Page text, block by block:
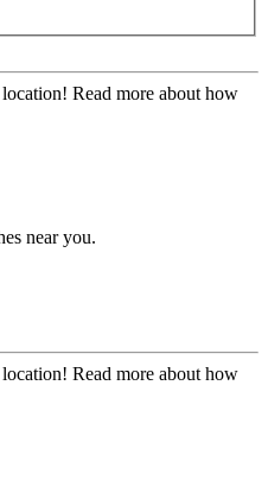
Read more about how
near you.
Read more about how